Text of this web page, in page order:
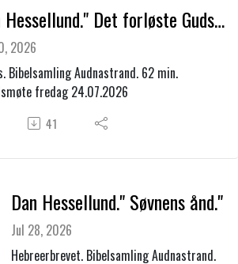
Dan Hessellund." Det forløste Guds folk i tidens mørke."
2026
Bibelsamling Audnastrand. 62 min.
fredag 24.07.2026
41
Dan Hessellund." Søvnens ånd."
Jul 28, 2026
Hebreerbrevet. Bibelsamling Audnastrand.